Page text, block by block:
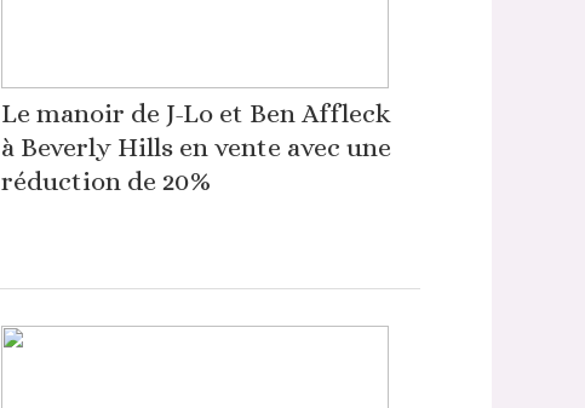
Le manoir de J-Lo et Ben Affleck
à Beverly Hills en vente avec une
réduction de 20%